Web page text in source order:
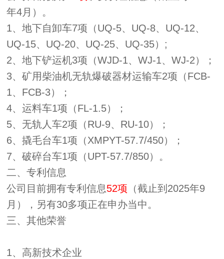
年4月）。
1、地下自卸车7项（UQ-5、UQ-8、UQ-12、
UQ-15、UQ-20、UQ-25、UQ-35）;
2、地下铲运机3项（WJD-1、WJ-1、WJ-2）；
3、矿用柴油机无轨爆破器材运输车2项（FCB-
1、FCB-3）；
4、运料车1项（FL-1.5）；
5、无轨人车2项（RU-9、RU-10）；
6、撬毛台车1项（XMPYT-57.7/450）；
7、破碎台车1项（UPT-57.7/850）。
二、专利信息
公司目前拥有专利信息52项 （截止到2025年9
月），另有30多项正在申办当中。
三、其他荣誉
1、高新技术企业